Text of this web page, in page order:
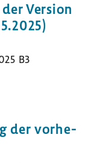
Version
B3
der vorhe­